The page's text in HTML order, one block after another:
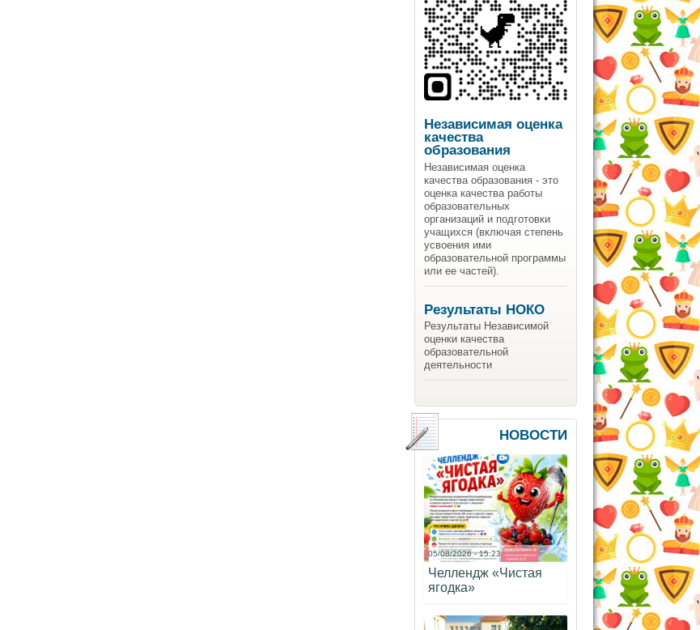
Независимая оценка
качества
образования
Независимая оценка
качества образования - это
оценка качества работы
образовательных
организаций и подготовки
учащихся (включая степень
усвоения ими
образовательной программы
или ее частей).
Результаты НОКО
Результаты Независимой
оценки качества
образовательной
деятельности
НОВОСТИ
05/08/2026 - 15:23
Челлендж «Чистая
ягодка»